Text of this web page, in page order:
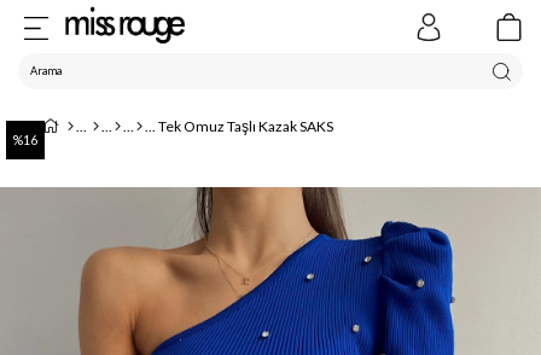
Tek Omuz Taşlı Kazak SAKS
16